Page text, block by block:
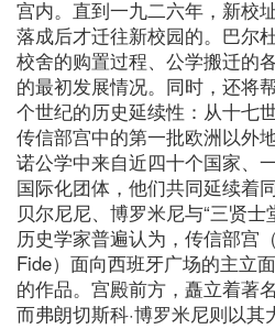
宫内。直到一九二六年，新校
落成后才迁往新校园的。巴尔
校舍的购置过程、公学搬迁的
的最初发展情况。同时，还将
个世纪的历史延续性：从十七
传信部宫中的第一批欧洲以外
诺公学中来自近四十个国家、
国际化团体，他们共同延续着
贝尔尼尼、博罗米尼与“三贤士
历史学家普遍认为，传信部宫
Fide）面向西班牙广场的主立
的作品。宫殿前方，矗立着著
而弗朗切斯科·博罗米尼则以